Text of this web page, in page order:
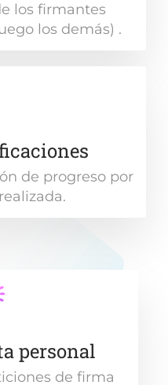
los firmantes
los demás) .
de progreso por
personal
de firma